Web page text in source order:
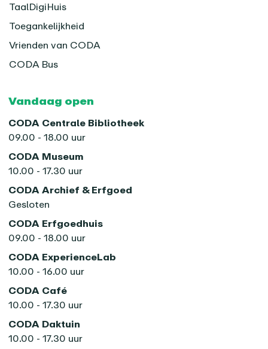
TaalDigiHuis
Toegankelijkheid
Vrienden van CODA
CODA Bus
Vandaag open
CODA Centrale Bibliotheek
09.00 - 18.00 uur
CODA Museum
10.00 - 17.30 uur
CODA Archief & Erfgoed
Gesloten
CODA Erfgoedhuis
09.00 - 18.00 uur
CODA ExperienceLab
10.00 - 16.00 uur
CODA Café
10.00 - 17.30 uur
CODA Daktuin
10.00 - 17.30 uur